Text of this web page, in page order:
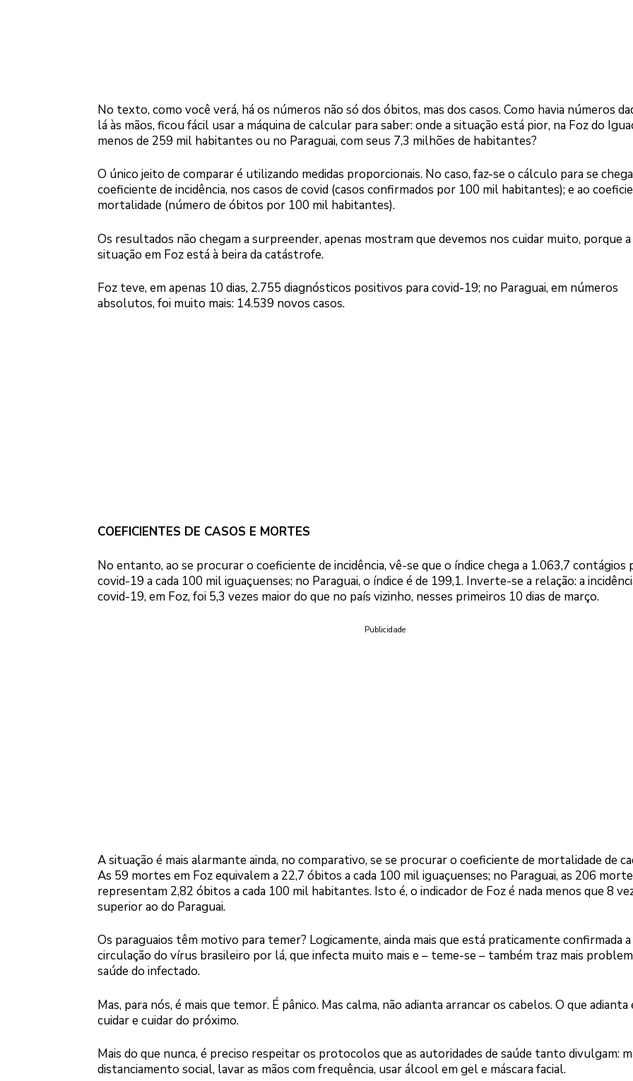
No texto, como você verá, há os números não só dos óbitos, mas dos casos. Como havia números
lá às mãos, ficou fácil usar a máquina de calcular para saber: onde a situação está pior, na Foz do
menos de 259 mil habitantes ou no Paraguai, com seus 7,3 milhões de habitantes?
O único jeito de comparar é utilizando medidas proporcionais. No caso, faz-se o cálculo para se
coeficiente de incidência, nos casos de covid (casos confirmados por 100 mil habitantes); e ao
mortalidade (número de óbitos por 100 mil habitantes).
Os resultados não chegam a surpreender, apenas mostram que devemos nos cuidar muito, porque a
situação em Foz está à beira da catástrofe.
Foz teve, em apenas 10 dias, 2.755 diagnósticos positivos para covid-19; no Paraguai, em números
absolutos, foi muito mais: 14.539 novos casos.
COEFICIENTES DE CASOS E MORTES
No entanto, ao se procurar o coeficiente de incidência, vê-se que o índice chega a 1.063,7 contágios
covid-19 a cada 100 mil iguaçuenses; no Paraguai, o índice é de 199,1. Inverte-se a relação: a
covid-19, em Foz, foi 5,3 vezes maior do que no país vizinho, nesses primeiros 10 dias de março.
Publicidade
A situação é mais alarmante ainda, no comparativo, se se procurar o coeficiente de mortalidade de
As 59 mortes em Foz equivalem a 22,7 óbitos a cada 100 mil iguaçuenses; no Paraguai, as 206
representam 2,82 óbitos a cada 100 mil habitantes. Isto é, o indicador de Foz é nada menos que 8
superior ao do Paraguai.
Os paraguaios têm motivo para temer? Logicamente, ainda mais que está praticamente confirmada a
circulação do vírus brasileiro por lá, que infecta muito mais e – teme-se – também traz mais
saúde do infectado.
Mas, para nós, é mais que temor. É pânico. Mas calma, não adianta arrancar os cabelos. O que adianta
cuidar e cuidar do próximo.
Mais do que nunca, é preciso respeitar os protocolos que as autoridades de saúde tanto divulgam:
distanciamento social, lavar as mãos com frequência, usar álcool em gel e máscara facial.